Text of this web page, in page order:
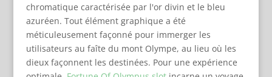
chromatique caractérisée par l'or divin et le bleu
azuréen. Tout élément graphique a été
méticuleusement façonné pour immerger les
utilisateurs au faîte du mont Olympe, au lieu où les
dieux façonnent les destinées. Pour une expérience